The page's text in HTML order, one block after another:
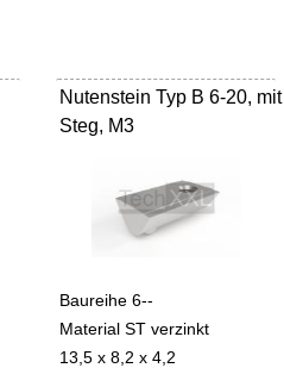
Nutenstein Typ B 6-20, mit
Steg, M3
Baureihe 6--
Material ST verzinkt
13,5 x 8,2 x 4,2